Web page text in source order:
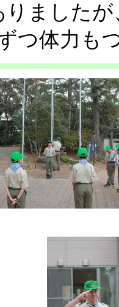
りました
つ体力も